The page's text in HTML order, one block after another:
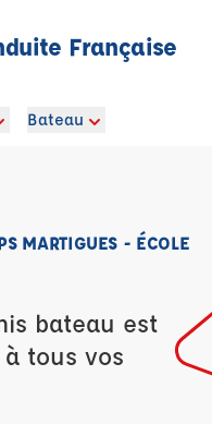
Française
Bateau
MARTIGUES - ÉCOLE
bateau est
tous vos